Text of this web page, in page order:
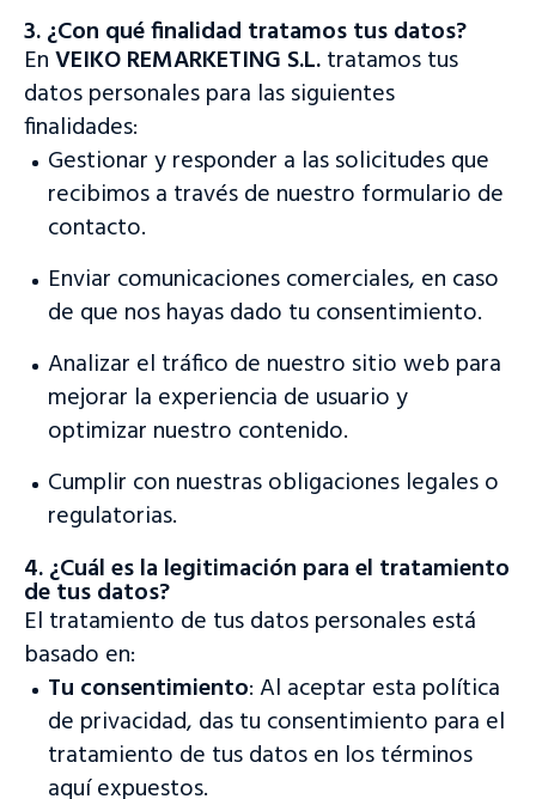
3. ¿Con qué finalidad tratamos tus datos?
EnVEIKO REMARKETING S.L.tratamos tus
datos personales para las siguientes
finalidades:
Gestionar y responder a las solicitudes que
recibimos a través de nuestro formulario de
contacto.
Enviar comunicaciones comerciales, en caso
de que nos hayas dado tu consentimiento.
Analizar el tráfico de nuestro sitio web para
mejorar la experiencia de usuario y
optimizar nuestro contenido.
Cumplir con nuestras obligaciones legales o
regulatorias.
4. ¿Cuál es la legitimación para el tratamiento
de tus datos?
El tratamiento de tus datos personales está
basado en:
Tu consentimiento: Al aceptar esta política
de privacidad, das tu consentimiento para el
tratamiento de tus datos en los términos
aquí expuestos.